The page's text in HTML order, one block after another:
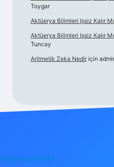
Toygar
Aktüerya Bilimleri Işsiz Kalır Mı
Aktüerya Bilimleri Işsiz Kalır Mı
Tuncay
Aritmetik Zeka Nediriçin
Telegram: @karabul